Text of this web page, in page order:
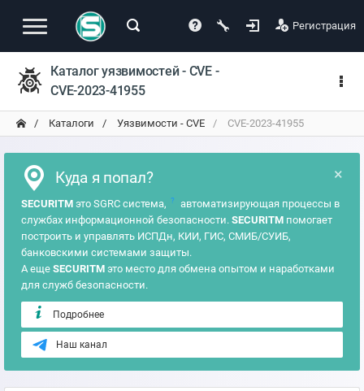
Регистрация
Каталог уязвимостей - CVE -
CVE-2023-41955
Каталоги Уязвимости - CVE CVE-2023-41955
×
Куда я попал?
SECURITM это SGRC система, ?
автоматизирующая процессы в
службах информационной безопасности. SECURITM помогает
построить и управлять ИСПДн, КИИ, ГИС, СМИБ/СУИБ,
банковскими системами защиты.
А еще SECURITM это место для обмена опытом и наработками
для служб безопасности.
Подробнее
Наш канал